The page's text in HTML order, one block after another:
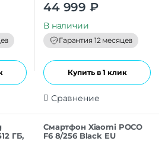
Оценка5.00
из 5
44 999 ₽
В наличии
Гарантия 12 месяцев
Купить в 1 клик
Сравнение
ГБ,
Смартфон Xiaomi POCO
F6 8/256 Black EU